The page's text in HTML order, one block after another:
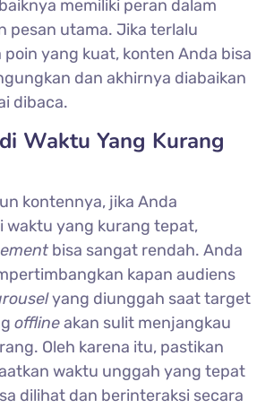
memiliki peran dalam
pesan utama. Jika terlalu
yang kuat, konten Anda bisa
dan akhirnya diabaikan
dibaca.
Waktu Yang Kurang
kontennya, jika Anda
waktu yang kurang tepat,
bisa sangat rendah. Anda
kapan audiens
yang diunggah saat target
offlineakan sulit menjangkau
Oleh karena itu, pastikan
waktu unggah yang tepat
dilihat dan berinteraksi secara